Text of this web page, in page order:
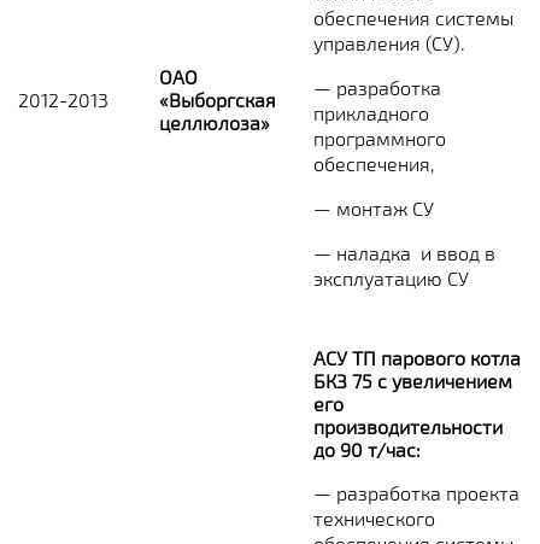
2012-2013
ОАО
«Выборгская
целлюлоза»
обеспечения системы
управления (СУ).
— разработка
прикладного
программного
обеспечения,
— монтаж СУ
— наладка и ввод в
эксплуатацию СУ
АСУ ТП парового котла
БКЗ 75 с увеличением
его
производительности
до 90 т/час:
— разработка проекта
технического